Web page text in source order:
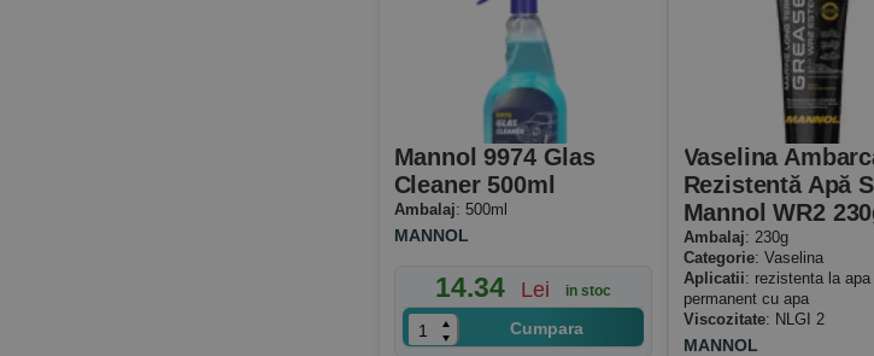
la intervalele recomandate în manualul tehnic.
Avantaje RomCar
Produse 100% originale, proveniență directă de la
Stoc permanent și livrare rapidă
Consultanță tehnică specializată
Mannol 9974 Glas
Cleaner 500ml
Ambalaj: 500ml
MANNOL
14.34 Lei in stoc
Cumpara
Vaselina
Rezistentă Apă
Mannol WR2
Ambalaj: 230g
Categorie: Vaselina
Aplicatii: rezistenta la apa
permanent cu apa
Viscozitate: NLGI 2
MANNOL